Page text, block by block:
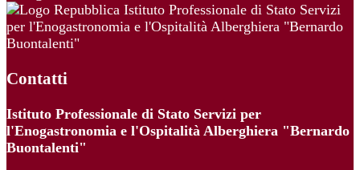
Istituto Professionale di Stato Servizi
per l'Enogastronomia e l'Ospitalità Alberghiera "Bernardo
Buontalenti"
Contatti
Istituto Professionale di Stato Servizi per
l'Enogastronomia e l'Ospitalità Alberghiera "Bernardo
Buontalenti"